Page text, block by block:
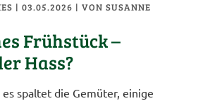
| 03.05.2026 |VON SUSANNE
Frühstück –
Hass?
es spaltet die Gemüter, einige